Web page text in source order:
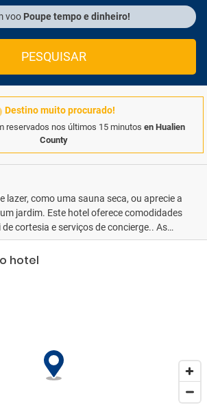
voo Poupe tempo e dinheiro!
PESQUISAR
Destino muito procurado!
reservados nos últimos 15 minutos en Hualien
County
lazer, como uma sauna seca, ou aprecie a
jardim. Este hotel oferece comodidades
cortesia e serviços de concierge.. As
incluem balcão de recepção 24 horas e
Estacionamento grátis sem
no local..
hotel